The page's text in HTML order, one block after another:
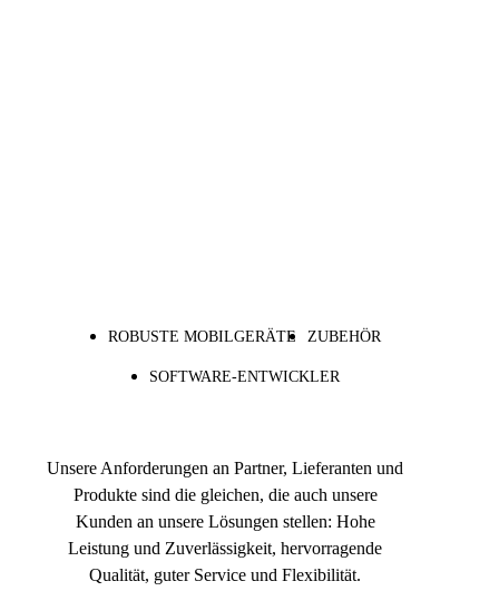
ROBUSTE MOBILGERÄTE ZUBEHÖR
SOFTWARE-ENTWICKLER
Unsere Anforderungen an Partner, Lieferanten und
Produkte sind die gleichen, die auch unsere
Kunden an unsere Lösungen stellen: Hohe
Leistung und Zuverlässigkeit, hervorragende
Qualität, guter Service und Flexibilität.